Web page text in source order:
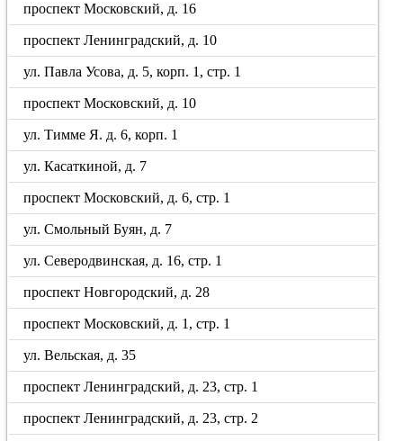
проспект Московский, д. 16
проспект Ленинградский, д. 10
ул. Павла Усова, д. 5, корп. 1, стр. 1
проспект Московский, д. 10
ул. Тимме Я. д. 6, корп. 1
ул. Касаткиной, д. 7
проспект Московский, д. 6, стр. 1
ул. Смольный Буян, д. 7
ул. Северодвинская, д. 16, стр. 1
проспект Новгородский, д. 28
проспект Московский, д. 1, стр. 1
ул. Вельская, д. 35
проспект Ленинградский, д. 23, стр. 1
проспект Ленинградский, д. 23, стр. 2